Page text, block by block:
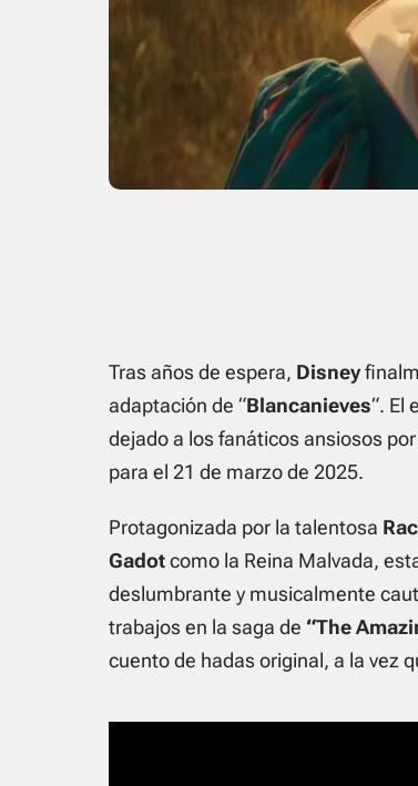
Tras años de espera, Disney
adaptación de “Blancanieves“. El
dejado a los fanáticos ansiosos
para el 21 de marzo de 2025.
Protagonizada por la talentosa
Gadotcomo la Reina Malvada,
deslumbrante y musicalmente
trabajos en la saga de “The
cuento de hadas original, a la vez